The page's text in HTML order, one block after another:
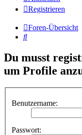
Registrieren
Foren-Übersicht
Suche
Du musst
um Profile
Benutzername:
Passwort: